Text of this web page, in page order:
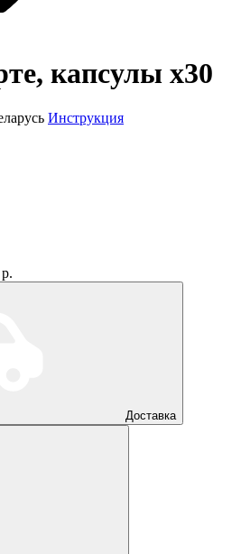
капсулы x30
Инструкция
Доставка